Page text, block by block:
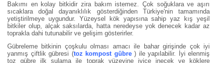
Bakımı en kolay bitkidir zira bakım istemez. Çok soğuklara ve aşırı
sıcaklara doğal dayanıklılık gösterdiğinden Türkiye'nin tamamında
yetiştirilmeye uygundur. Yüzeysel kök yapısına sahip yaz kış yeşil
bitkiler olup, alçak saksılarda, hatta neredeyse yok denecek kadar az
toprakla dahi tutunabilir ve gelişim gösterirler.
Gübreleme bitkinin çoşkulu olması amacı ile bahar girişinde çok iyi
yanmış çiftlik gübresi (toz kompost gübre) ile yapılabilir. İyi elenmiş
toz gübre ilk sulama ile toprak yüzeyine iyice inecek ve köklere